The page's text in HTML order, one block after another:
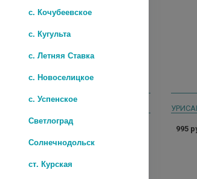
995
с. Кочубеевское
с. Кугульта
с. Летняя Ставка
с. Новоселицкое
с. Успенское
Светлоград
Солнечнодольск
ст. Курская